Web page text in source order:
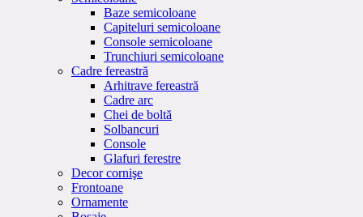
Baze semicoloane
Capiteluri semicoloane
Console semicoloane
Trunchiuri semicoloane
Cadre fereastră
Arhitrave fereastră
Cadre arc
Chei de boltă
Solbancuri
Console
Glafuri ferestre
Decor cornişe
Frontoane
Ornamente